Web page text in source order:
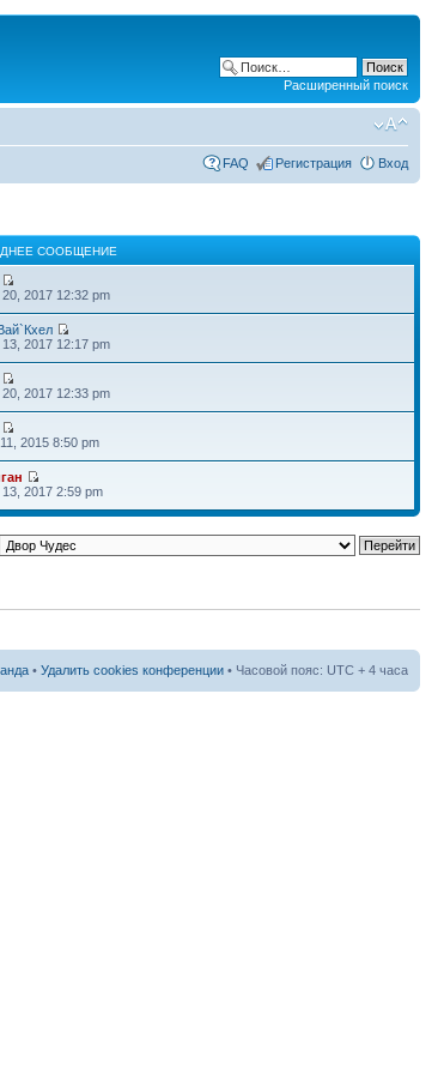
Расширенный поиск
FAQ Регистрация Вход
СООБЩЕНИЕ
2017 12:32 pm
2017 12:17 pm
2017 12:33 pm
2015 8:50 pm
2017 2:59 pm
• Удалить cookies конференции • Часовой пояс: UTC + 4 часа